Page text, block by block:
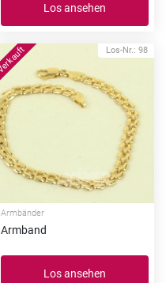
Los ansehen
Los-Nr.: 98
Armbänder
Armband
Los ansehen